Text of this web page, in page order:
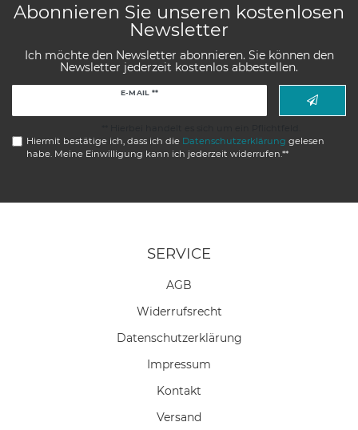
Abonnieren Sie unseren kostenlosen
Newsletter
Ich möchte den Newsletter abonnieren. Sie können den
Newsletter jederzeit kostenlos abbestellen.
E-MAIL **
Hiermit bestätige ich, dass ich die Daten­schutz­erklärung gelesen
habe. Meine Einwilligung kann ich jederzeit widerrufen.**
SERVICE
AGB
Widerrufs­recht
Daten­schutz­erklärung
Impressum
Kontakt
Versand